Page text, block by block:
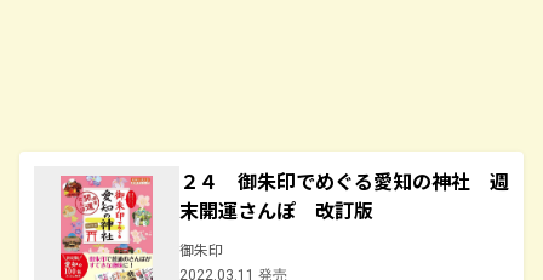
２４ 御朱印でめぐる愛知の神社 週
末開運さんぽ 改訂版
御朱印
2022.03.11 発売